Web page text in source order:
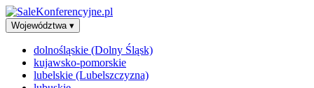
Województwa ▾
dolnośląskie (Dolny Śląsk)
kujawsko-pomorskie
lubelskie (Lubelszczyzna)